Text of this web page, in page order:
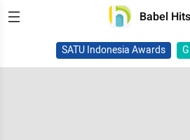
Babel Hits
SATU Indonesia Awards